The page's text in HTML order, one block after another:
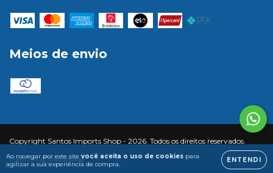
Ao navegar por este site você aceita o uso de cookies para
agilizar a sua experiência de compra.
ENTENDI
Meios de envio
Copyright Santos Imports Shop - 2026. Todos os direitos reservados.